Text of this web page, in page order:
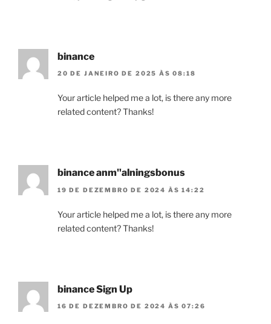
binance
20 DE JANEIRO DE 2025 ÀS 08:18
Your article helped me a lot, is there any more
related content? Thanks!
binance anm"alningsbonus
19 DE DEZEMBRO DE 2024 ÀS 14:22
Your article helped me a lot, is there any more
related content? Thanks!
binance Sign Up
16 DE DEZEMBRO DE 2024 ÀS 07:26